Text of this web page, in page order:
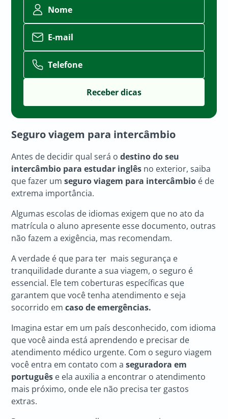
Nome
E-mail
Telefone
Seguro viagem para intercâmbio
Antes de decidir qual será odestino do seu
intercâmbio para estudar inglês no exterior, saiba
que fazer umseguro viagem para intercâmbio é de
extrema importância.
Algumas escolas de idiomas exigem que no ato da
matrícula o aluno apresente esse documento, outras
não fazem a exigência, mas recomendam.
A verdade é que para ter mais segurança e
tranquilidade durante a sua viagem, o seguro é
essencial. Ele tem coberturas específicas que
garantem que você tenha atendimento e seja
socorrido emcaso de emergências.
Imagina estar em um país desconhecido, com idioma
que você ainda está aprendendo e precisar de
atendimento médico urgente. Com o seguro viagem
você entra em contato com aseguradora em
português e ela auxilia a encontrar o atendimento
mais próximo, onde ele não precisa ter gastos
extras.